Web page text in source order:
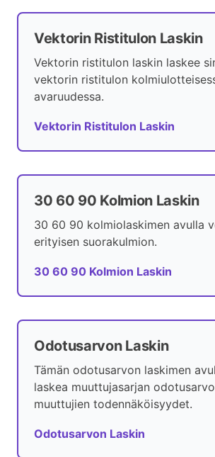
Vektorin Ristitulon Laskin
Vektorin ristitulon laskin laskee
vektorin ristitulon
avaruudessa.
Vektorin Ristitulon Laskin
30 60 90 Kolmion Laskin
30 60 90 kolmiolaskimen avulla
erityisen suorakulmion.
30 60 90 Kolmion Laskin
Odotusarvon Laskin
Tämän odotusarvon laskimen
laskea muuttujasarjan
muuttujien todennäköisyydet.
Odotusarvon Laskin